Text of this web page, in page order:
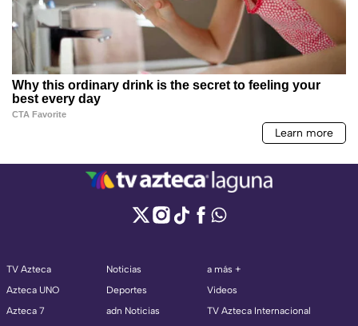
TV Azteca
Azteca UNO
Azteca 7
Noticias
Deportes
adn Noticias
a más +
Videos
TV Azteca Internacional